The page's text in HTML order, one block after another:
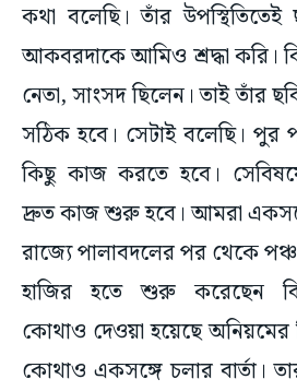
কথা বলেছি। তাঁর উপস্থিতিতেই
আকবরদাকে আমিও শ্রদ্ধা করি।
নেতা, সাংসদ ছিলেন। তাই তাঁর
সঠিক হবে। সেটাই বলেছি। পুর
কিছু কাজ করতে হবে।
দ্রুত কাজ শুরু হবে। আমরা
রাজ্যে পালাবদলের পর থেকে
হাজির হতে শুরু করেছেন
কোথাও দেওয়া হয়েছে অনিয়মের
কোথাও একসঙ্গে চলার বার্তা।